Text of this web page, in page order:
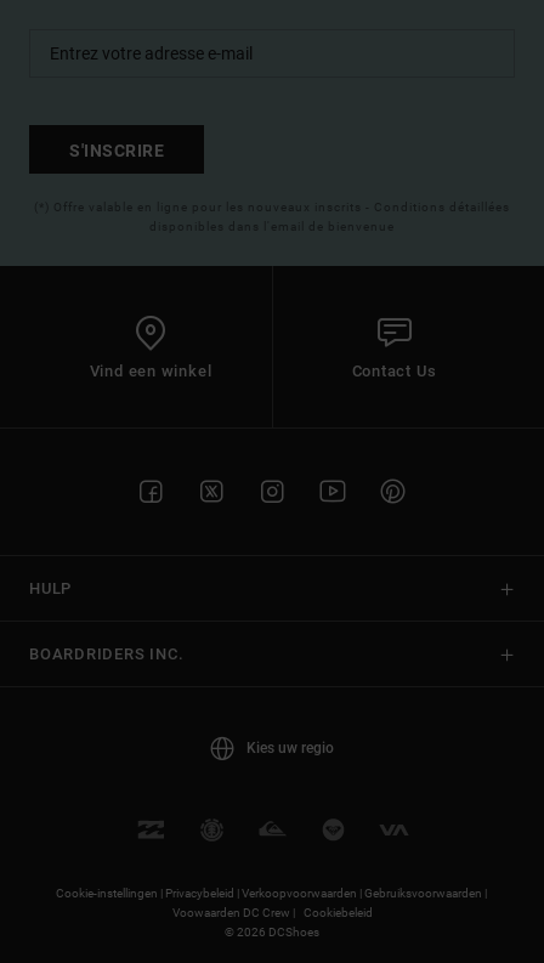
S'INSCRIRE
(*) Offre valable en ligne pour les nouveaux inscrits - Conditions détaillées
disponibles dans l'email de bienvenue
Vind een winkel Contact Us
HULP
BOARDRIDERS INC.
Kies uw regio
Cookie-instellingen | Privacybeleid |Verkoopvoorwaarden |Gebruiksvoorwaarden |
Voowaarden DC Crew |
Cookiebeleid
© 2026 DCShoes